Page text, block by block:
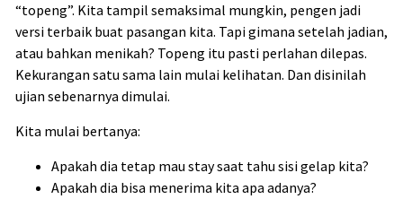
“topeng”. Kita tampil semaksimal mungkin, pengen jadi
versi terbaik buat pasangan kita. Tapi gimana setelah jadian,
atau bahkan menikah? Topeng itu pasti perlahan dilepas.
Kekurangan satu sama lain mulai kelihatan. Dan disinilah
ujian sebenarnya dimulai.
Kita mulai bertanya:
Apakah dia tetap mau stay saat tahu sisi gelap kita?
Apakah dia bisa menerima kita apa adanya?